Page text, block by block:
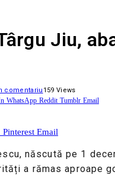
Jiu,
comentariu 159 Views
WhatsApp Reddit Tumblr Email
Pinterest Email
născută pe 1
a rămas aproape